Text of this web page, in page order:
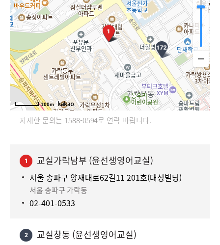
100m
자세한 문의는 1588-0594로 연락 바랍니다.
1 교실가락남부 (윤선생영어교실)
서울 송파구 양재대로62길11 201호(대성빌딩)
서울 송파구 가락동
02-401-0533
2 교실창동 (윤선생영어교실)